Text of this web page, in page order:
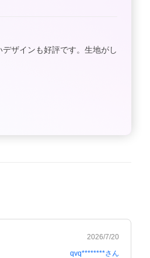
ザインも好評です。生地がし
2026/7/20
qvq********さん